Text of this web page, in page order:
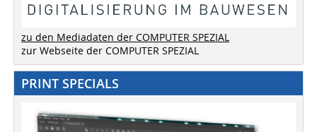
zu den Mediadaten der COMPUTER SPEZIAL
zur Webseite der COMPUTER SPEZIAL
PRINT SPECIALS